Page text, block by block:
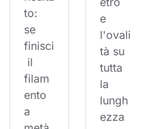
to:
se
finisci
il
filam
ento
a
e
l'ovali
tà su
tutta
la
lungh
ezza